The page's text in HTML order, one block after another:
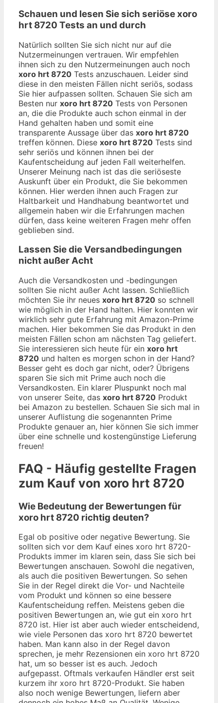
Schauen und lesen Sie sich seriösexoro
hrt 8720 Tests an und durch
Natürlich sollten Sie sich nicht nur auf die
Nutzermeinungen vertrauen. Wir empfehlen
ihnen sich zu den Nutzermeinungen auch noch
xoro hrt 8720 Tests anzuschauen. Leider sind
diese in den meisten Fällen nicht seriös, sodass
Sie hier aufpassen sollten. Schauen Sie sich am
Besten nur xoro hrt 8720 Tests von Personen
an, die die Produkte auch schon einmal in der
Hand gehalten haben und somit eine
transparente Aussage über das xoro hrt 8720
treffen können. Diese xoro hrt 8720 Tests sind
sehr seriös und können ihnen bei der
Kaufentscheidung auf jeden Fall weiterhelfen.
Unserer Meinung nach ist das die seriöseste
Auskunft über ein Produkt, die Sie bekommen
können. Hier werden ihnen auch Fragen zur
Haltbarkeit und Handhabung beantwortet und
allgemein haben wir die Erfahrungen machen
dürfen, dass keine weiteren Fragen mehr offen
geblieben sind.
Lassen Sie die Versandbedingungen
nicht außer Acht
Auch die Versandkosten und -bedingungen
sollten Sie nicht außer Acht lassen. Schließlich
möchten Sie ihr neues xoro hrt 8720 so schnell
wie möglich in der Hand halten. Hier konnten wir
wirklich sehr gute Erfahrung mit Amazon-Prime
machen. Hier bekommen Sie das Produkt in den
meisten Fällen schon am nächsten Tag geliefert.
Sie interessieren sich heute für ein xoro hrt
8720 und halten es morgen schon in der Hand?
Besser geht es doch gar nicht, oder? Übrigens
sparen Sie sich mit Prime auch noch die
Versandkosten. Ein klarer Pluspunkt noch mal
von unserer Seite, das xoro hrt 8720 Produkt
bei Amazon zu bestellen. Schauen Sie sich mal in
unserer Auflistung die sogenannten Prime
Produkte genauer an, hier können Sie sich immer
über eine schnelle und kostengünstige Lieferung
freuen!
FAQ - Häufig gestellte Fragen
zum Kauf von xoro hrt 8720
Wie Bedeutung der Bewertungen für
xoro hrt 8720 richtig deuten?
Egal ob positive oder negative Bewertung. Sie
sollten sich vor dem Kauf eines xoro hrt 8720-
Produkts immer im klaren sein, dass Sie sich bei
Bewertungen anschauen. Sowohl die negativen,
als auch die positiven Bewertungen. So sehen
Sie in der Regel direkt die Vor- und Nachteile
vom Produkt und können so eine bessere
Kaufentscheidung reffen. Meistens geben die
positiven Bewertungen an, wie gut ein xoro hrt
8720 ist. Hier ist aber auch wieder entscheidend,
wie viele Personen das xoro hrt 8720 bewertet
haben. Man kann also in der Regel davon
sprechen, je mehr Rezensionen ein xoro hrt 8720
hat, um so besser ist es auch. Jedoch
aufgepasst. Oftmals verkaufen Händler erst seit
kurzem ihr xoro hrt 8720-Produkt. Sie haben
also noch wenige Bewertungen, liefern aber